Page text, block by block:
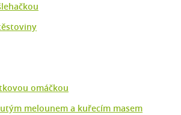
omáčkou
melounem a kuřecím masem